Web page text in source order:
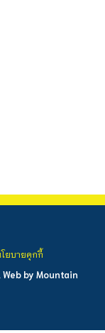
by Mountain
ยบายคุกกี้